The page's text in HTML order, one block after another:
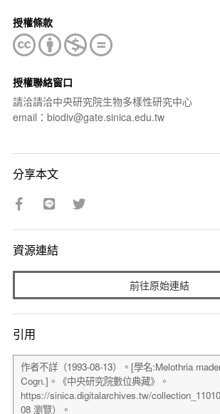
授權條款
授權聯絡窗口
請洽請洽中央研究院生物多樣性研究中心
email：biodiv@gate.sinica.edu.tw
分享本文
資源連結
前往原始連結
引用